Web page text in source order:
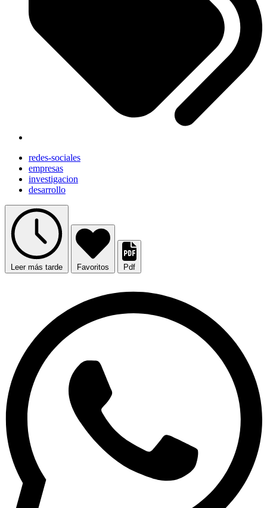
redes-sociales
empresas
investigacion
desarrollo
Leer más tarde Favoritos Pdf